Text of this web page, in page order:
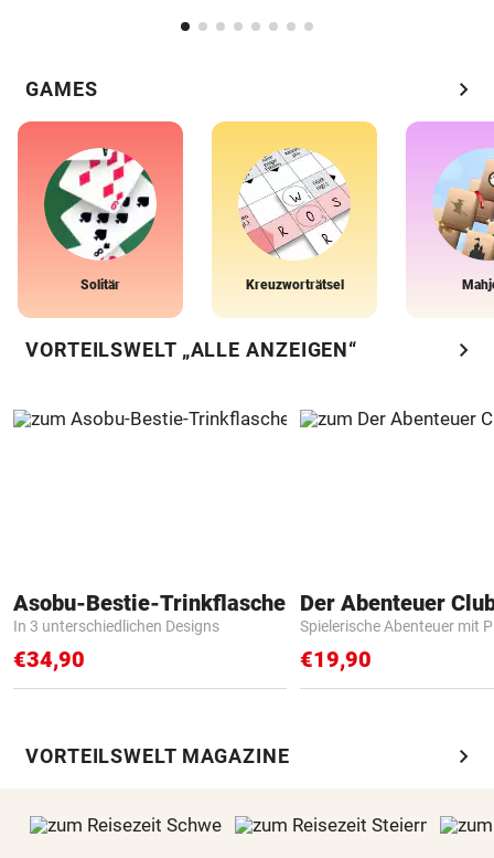
GAMES chevron_right
Solitär Kreuzworträtsel
VORTEILSWELT „ALLE ANZEIGEN“ chevron_right
Asobu-Bestie-Trinkflasche
In 3 unterschiedlichen Designs
€34,90
Der Abenteuer
Spielerische Abenteuer mit
€19,90
VORTEILSWELT MAGAZINE chevron_right